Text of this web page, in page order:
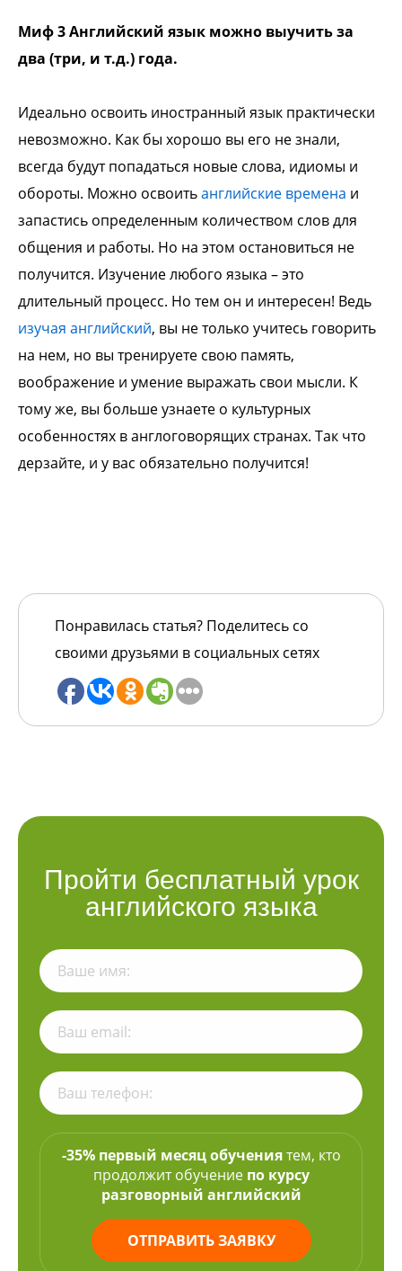
Миф 3 Английский язык можно выучить за
два (три, и т.д.) года.
Идеально освоить иностранный язык практически
невозможно. Как бы хорошо вы его не знали,
всегда будут попадаться новые слова, идиомы и
обороты. Можно освоитьанглийские времена и
запастись определенным количеством слов для
общения и работы. Но на этом остановиться не
получится. Изучение любого языка – это
длительный процесс. Но тем он и интересен! Ведь
изучая английский, вы не только учитесь говорить
на нем, но вы тренируете свою память,
воображение и умение выражать свои мысли. К
тому же, вы больше узнаете о культурных
особенностях в англоговорящих странах. Так что
дерзайте, и у вас обязательно получится!
Понравилась статья? Поделитесь со
своими друзьями в социальных сетях
Пройти бесплатный урок
английского языка
-35% первый месяц обучениятем, кто
продолжит обучение по курсу
разговорный английский
ОТПРАВИТЬ ЗАЯВКУ